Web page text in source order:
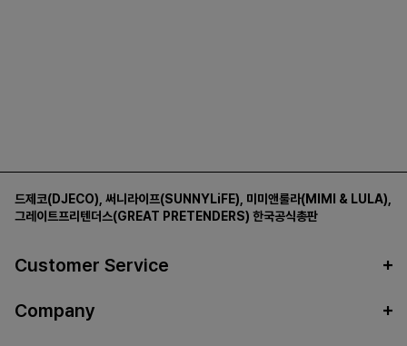
드제코(DJECO) 써니라이프(SUNNYLiFE) 미미앤룰라(MIMI & LULA)
그레이트프리텐더스(GREAT PRETENDERS) 한국공식총판
Customer Service
Company